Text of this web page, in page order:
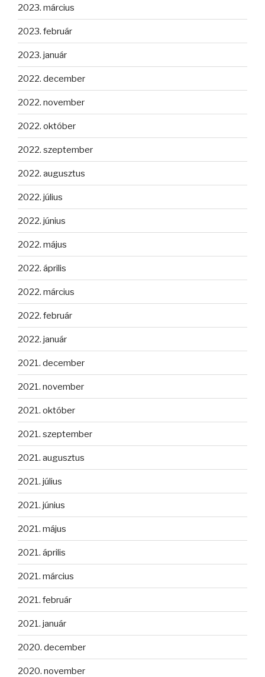
2023. március
2023. február
2023. január
2022. december
2022. november
2022. október
2022. szeptember
2022. augusztus
2022. július
2022. június
2022. május
2022. április
2022. március
2022. február
2022. január
2021. december
2021. november
2021. október
2021. szeptember
2021. augusztus
2021. július
2021. június
2021. május
2021. április
2021. március
2021. február
2021. január
2020. december
2020. november